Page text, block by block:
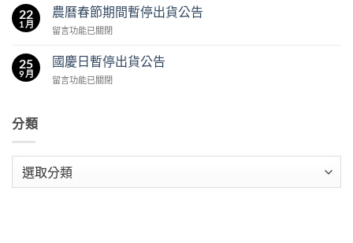
中
出
貨
公
中
明
節
暫
出
貨
公
22
1 月
農曆春節期間暫停出貨公告
在
曆
春
節
公
告〉
留言功能已關閉
25
9 月
國慶日暫停出貨公告
在
出
貨
公
留言功能已關閉
分類